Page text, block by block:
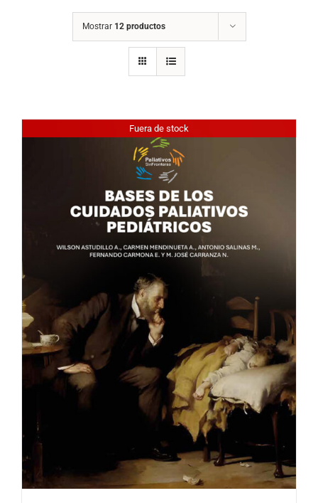
Mostrar 12 productos
Fuera de stock